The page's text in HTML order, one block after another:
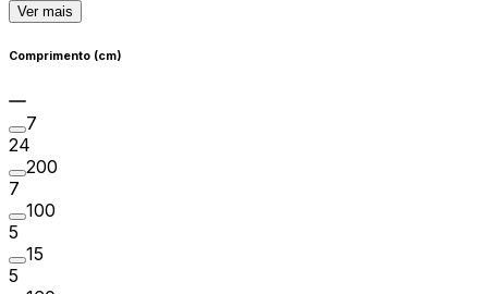
Ver mais
Comprimento (cm)
7
24
200
7
100
5
15
5